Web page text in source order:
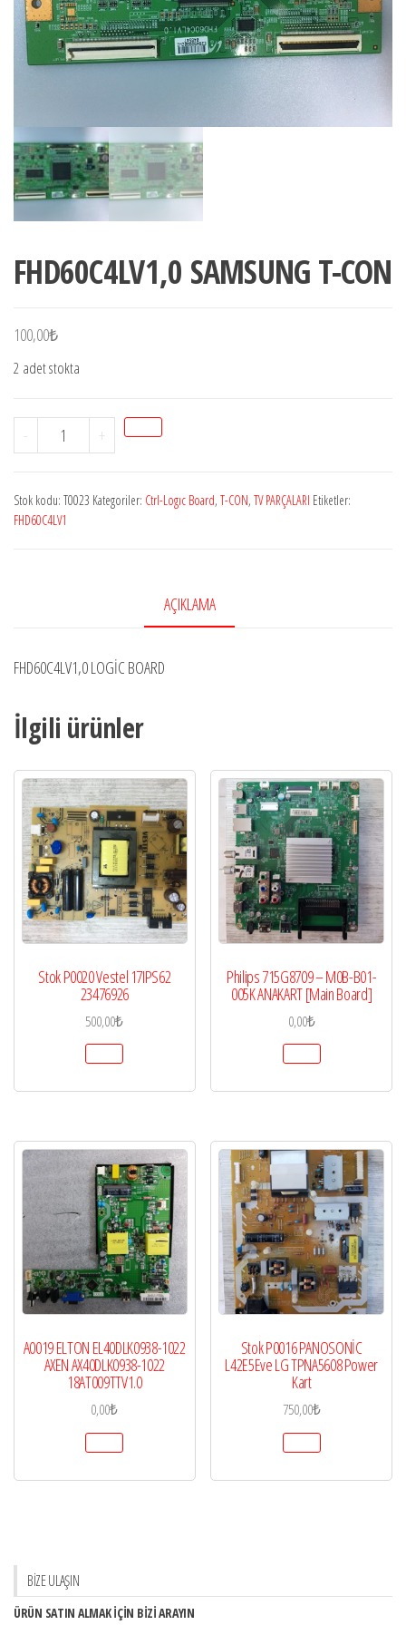
FHD60C4LV1,0 SAMSUNG T-CON
100,00₺
2 adet stokta
-
FHD60C4LV1,0
SAMSUNG
CON
adet
+
Stok kodu: T0023 Kategoriler: Ctrl-Logıc Board, T-CON, TV PARÇALARI Etiketler:
FHD60C4LV1
AÇIKLAMA
FHD60C4LV1,0 LOGİC BOARD
İlgili ürünler
Stok P0020 Vestel 17IPS62
23476926
500,00₺
Philips 715G8709 – M0B-B01-
005K ANAKART [Main Board]
0,00₺
A0019 ELTON EL40DLK0938-1022
AXEN AX40DLK0938-1022
18AT009TTV1.0
0,00₺
Stok P0016 PANOSONİC
L42E5Eve LG TPNA5608 Power
Kart
750,00₺
BİZE ULAŞIN
ÜRÜN SATIN ALMAK İÇİN BİZİ ARAYIN